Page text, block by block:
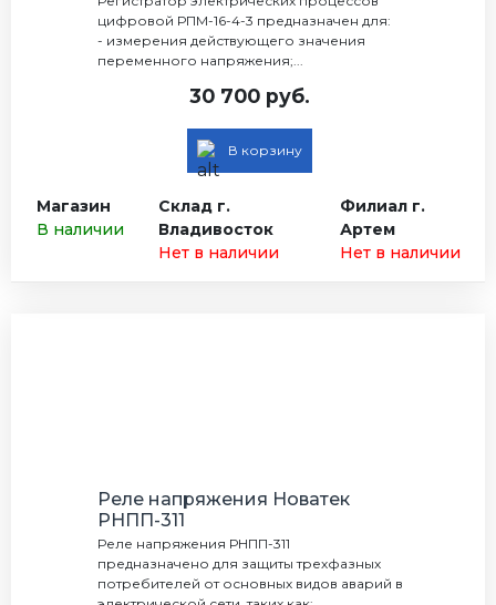
цифровой РПМ-16-4-3 предназначен для:
- измерения действующего значения
переменного напряжения;...
30 700 руб.
В корзину
Магазин
В наличии
Склад г.
Владивосток
Нет в наличии
Филиал г.
Артем
Нет в наличии
Реле напряжения Новатек
РНПП-311
Реле напряжения РНПП-311
предназначено для защиты трехфазных
потребителей от основных видов аварий в